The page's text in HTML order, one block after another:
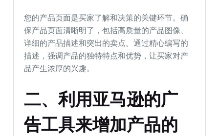
您的产品页面是买家了解和决策的关键环节。确
保产品页面清晰明了，包括高质量的产品图像、
详细的产品描述和突出的卖点。通过精心编写的
描述，强调产品的独特特点和优势，让买家对产
品产生浓厚的兴趣。
二、利用亚马逊的广
告工具来增加产品的